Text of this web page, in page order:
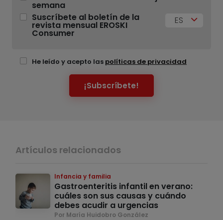
semana
Suscríbete al boletín de la
revista mensual EROSKI
Consumer
ES
He leído y acepto las políticas de privacidad
¡Subscríbete!
Artículos relacionados
Infancia y familia
Gastroenteritis infantil en verano:
cuáles son sus causas y cuándo
debes acudir a urgencias
Por María Huidobro González